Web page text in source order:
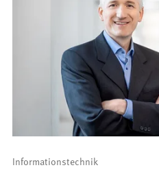
Informationstechnik